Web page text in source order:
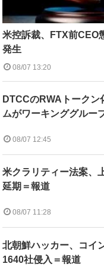
米控訴裁、FTX前
発生
08/07 13:20
DTCCのRWAトークン
ムがワーキンググルー
08/07 12:45
米クラリティー法案、
延期＝報道
08/07 11:28
北朝鮮ハッカー、コイ
1640社侵入＝報道